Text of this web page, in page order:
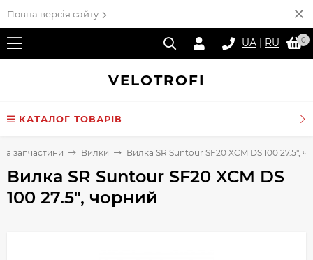
Повна версія сайту
UA | RU 0
VELOTROFI
КАТАЛОГ ТОВАРІВ
запчастини Вилки Вилка SR Suntour SF20 XCM DS 100 27.5",
Вилка SR Suntour SF20 XCM DS
100 27.5", чорний